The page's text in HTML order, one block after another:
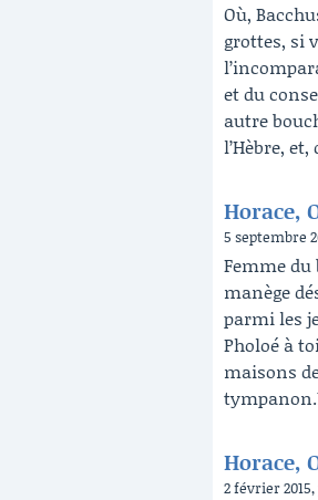
Où,
grottes, si
et du
autre
l’Hèbre,
Horace,
5 septembre
Femme du
manège
parmi les
Pholoé à
maisons
Horace,
2 février